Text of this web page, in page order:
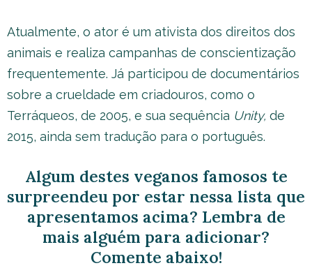
Atualmente, o ator é um ativista dos direitos dos
animais e realiza campanhas de conscientização
frequentemente. Já participou de documentários
sobre a crueldade em criadouros, como o
Terráqueos, de 2005, e sua sequência Unity, de
2015, ainda sem tradução para o português.
Algum destes veganos famosos te
surpreendeu por estar nessa lista que
apresentamos acima? Lembra de
mais alguém para adicionar?
Comente abaixo!